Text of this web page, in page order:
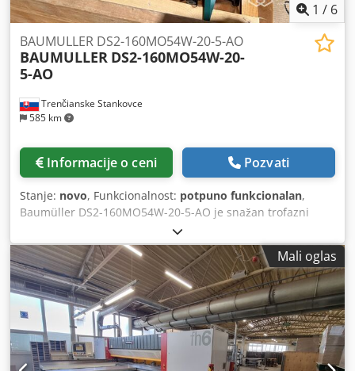
1 / 6
Trenčianske Stankovce
585 km
BAUMULLER DS2-160MO54W-20-5-AO
BAUMULLER DS2-160MO54W-20-
5-AO
Informacije o ceni Pozvati
Stanje: novo, Funkcionalnost: potpuno funkcionalan,
Baumüller DS2-160MO54W-20-5-AO je snažan trofazni
sinhroni servomotor. Ovi motori su dizajnirani za zahtevne
industrijske primene i odlikuju se visokom dinamičnošću,
kao i vodenim hlađenjem (stepen zaštite IP54). Važne
tehničke karakteristike: • Serija: DS2 • Dimenzije: 160 •
Dužina rotora: M (srednja) • Stepen zaštite / hlađenje: IP54,
vodeno hlađenje (W) Djdpfx Agezr H Shjqock • Parametri
namotaja i nominalni parametri: Ovi motori postižu visoku
snagu (npr., snaga pri brzini od 2000 obrtaja u minuti
iznosi nekoliko desetina kilovata).
Mali oglas